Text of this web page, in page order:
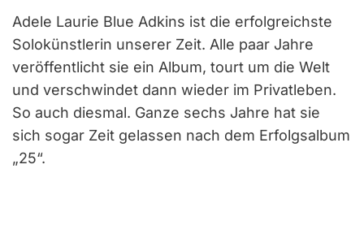
Adele Laurie Blue Adkins ist die erfolgreichste
Solokünstlerin unserer Zeit. Alle paar Jahre
veröffentlicht sie ein Album, tourt um die Welt
und verschwindet dann wieder im Privatleben.
So auch diesmal. Ganze sechs Jahre hat sie
sich sogar Zeit gelassen nach dem Erfolgsalbum
„25“.